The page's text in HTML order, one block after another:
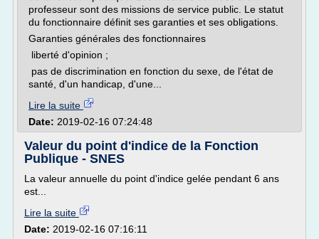
professeur sont des missions de service public. Le statut
du fonctionnaire définit ses garanties et ses obligations.
Garanties générales des fonctionnaires
liberté d'opinion ;
pas de discrimination en fonction du sexe, de l'état de
santé, d'un handicap, d'une...
Lire la suite
Date: 2019-02-16 07:24:48
Valeur du point d'indice de la Fonction
Publique - SNES
La valeur annuelle du point d'indice gelée pendant 6 ans
est...
Lire la suite
Date: 2019-02-16 07:16:11